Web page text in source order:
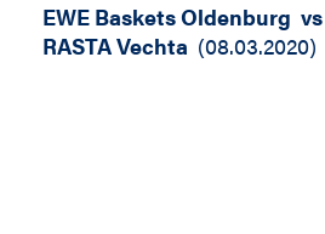
EWE Baskets Oldenburg vs
RASTA Vechta (08.03.2020)